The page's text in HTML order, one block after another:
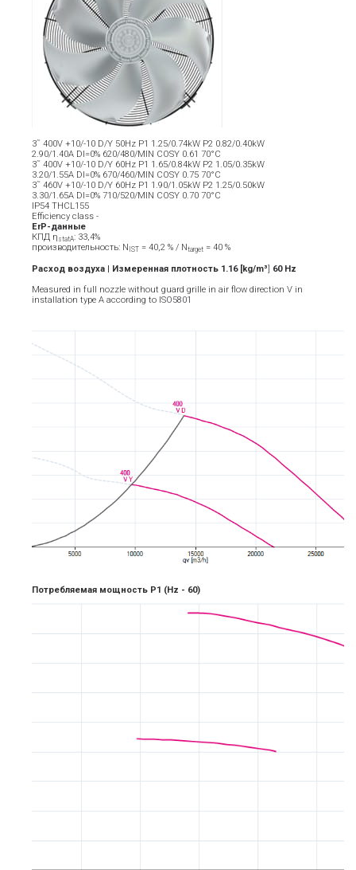
3˜ 400V +10/-10 D/Y 50Hz P1 1.25/0.74kW P2 0.82/0.40kW
2.90/1.40A DI=0% 620/480/MIN COSY 0.61 70°C
3˜ 400V +10/-10 D/Y 60Hz P1 1.65/0.84kW P2 1.05/0.35kW
3.20/1.55A DI=0% 670/460/MIN COSY 0.75 70°C
3˜ 460V +10/-10 D/Y 60Hz P1 1.90/1.05kW P2 1.25/0.50kW
3.30/1.65A DI=0% 710/520/MIN COSY 0.70 70°C
IP54 THCL155
Efficiency class -
ErP-данные
КПД η statA: 33,4%
производительность: N IST = 40,2 % / Ntarget = 40 %
Расход воздуха | Измеренная плотность 1.16 [kg/m³] 60 Hz
Measured in full nozzle without guard grille in air flow direction V in
installation type A according to ISO5801
Потребляемая мощность P1 (Hz - 60)